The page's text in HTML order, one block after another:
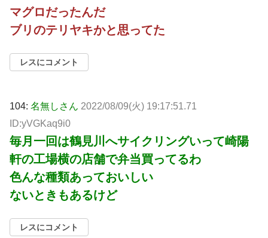
マグロだったんだ
ブリのテリヤキかと思ってた
レスにコメント
104: 名無しさん 2022/08/09(火) 19:17:51.71
ID:yVGKaq9i0
毎月一回は鶴見川へサイクリングいって崎陽
軒の工場横の店舗で弁当買ってるわ
色んな種類あっておいしい
ないときもあるけど
レスにコメント